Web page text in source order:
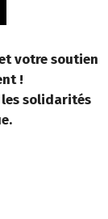
votre soutien
!
solidarités